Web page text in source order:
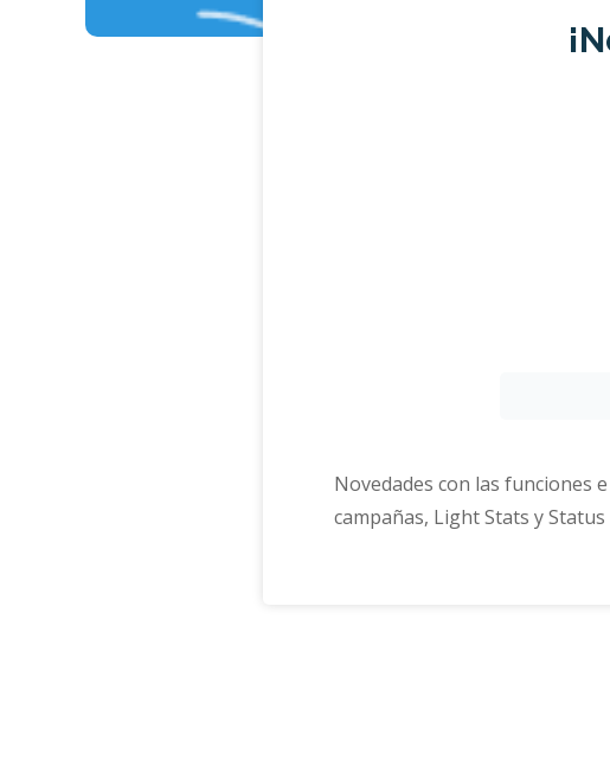
Novedades con las funciones
campañas, Light Stats y Status